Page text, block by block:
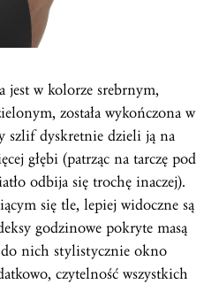
jest w kolorze srebrnym,
została wykończona w
szlif dyskretnie dzieli ją na
głębi (patrząc na tarczę pod
odbija się trochę inaczej).
się tle, lepiej widoczne są
godzinowe pokryte masą
do nich stylistycznie okno
czytelność wszystkich